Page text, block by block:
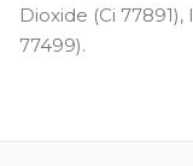
Dioxide (Ci 77891),
77499).